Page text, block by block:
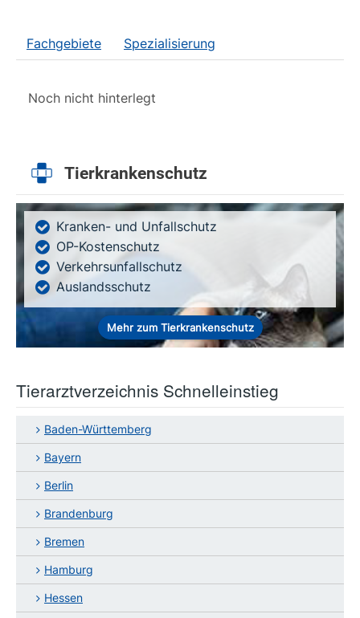
Fachgebiete Spezialisierung
Noch nicht hinterlegt
Tierkrankenschutz
Kranken- und Unfallschutz
OP-Kostenschutz
Verkehrsunfallschutz
Auslandsschutz
Mehr zum Tierkrankenschutz
Tierarztverzeichnis Schnelleinstieg
Baden-Württemberg
Bayern
Berlin
Brandenburg
Bremen
Hamburg
Hessen